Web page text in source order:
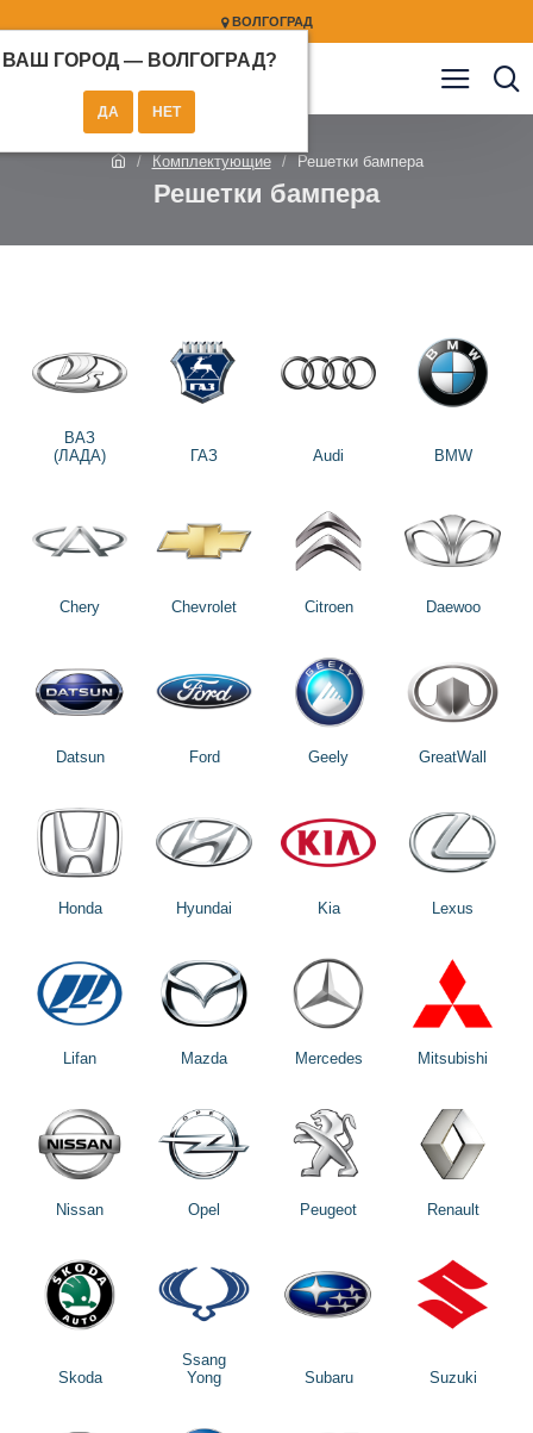
ВОЛГОГРАД
ВАШ ГОРОД — ВОЛГОГРАД?
Комплектующие Решетки бампера
Решетки бампера
ВАЗ
(ЛАДА)
ГАЗ Audi BMW
Chery Chevrolet Citroen Daewoo
Datsun Ford Geely GreatWall
Honda Hyundai Kia Lexus
Lifan Mazda Mercedes Mitsubishi
Nissan Opel Peugeot Renault
Skoda
Ssang
Yong
Subaru Suzuki